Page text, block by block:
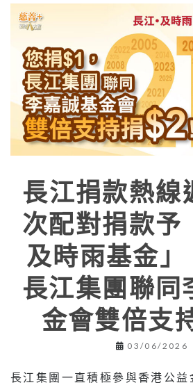
長江捐款熱線
次配對捐款予
及時雨基金」
長江集團聯同
金會雙倍支
03/06/2026
長江集團一直積極參與香港公益